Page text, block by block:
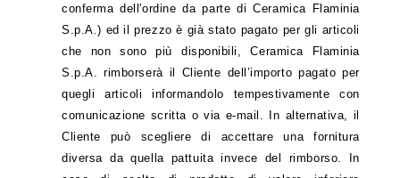
conferma dell'ordine da parte di Ceramica Flaminia
S.p.A.) ed il prezzo è già stato pagato per gli articoli
che non sono più disponibili, Ceramica Flaminia
S.p.A. rimborserà il Cliente dell’importo pagato per
quegli articoli informandolo tempestivamente con
comunicazione scritta o via e-mail. In alternativa, il
Cliente può scegliere di accettare una fornitura
diversa da quella pattuita invece del rimborso. In